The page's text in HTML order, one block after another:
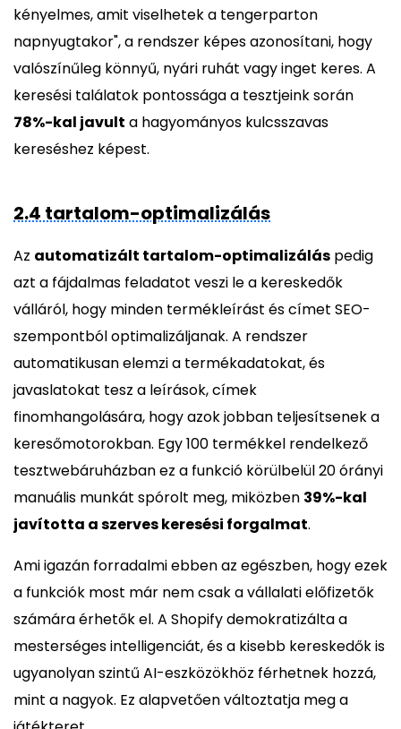
kényelmes, amit viselhetek a tengerparton
napnyugtakor", a rendszer képes azonosítani, hogy
valószínűleg könnyű, nyári ruhát vagy inget keres. A
keresési találatok pontossága a tesztjeink során
78%-kal javult a hagyományos kulcsszavas
kereséshez képest.
2.4 tartalom-optimalizálás
Az automatizált tartalom-optimalizálás pedig
azt a fájdalmas feladatot veszi le a kereskedők
válláról, hogy minden termékleírást és címet SEO-
szempontból optimalizáljanak. A rendszer
automatikusan elemzi a termékadatokat, és
javaslatokat tesz a leírások, címek
finomhangolására, hogy azok jobban teljesítsenek a
keresőmotorokban. Egy 100 termékkel rendelkező
tesztwebáruházban ez a funkció körülbelül 20 órányi
manuális munkát spórolt meg, miközben 39%-kal
javította a szerves keresési forgalmat.
Ami igazán forradalmi ebben az egészben, hogy ezek
a funkciók most már nem csak a vállalati előfizetők
számára érhetők el. A Shopify demokratizálta a
mesterséges intelligenciát, és a kisebb kereskedők is
ugyanolyan szintű AI-eszközökhöz férhetnek hozzá,
mint a nagyok. Ez alapvetően változtatja meg a